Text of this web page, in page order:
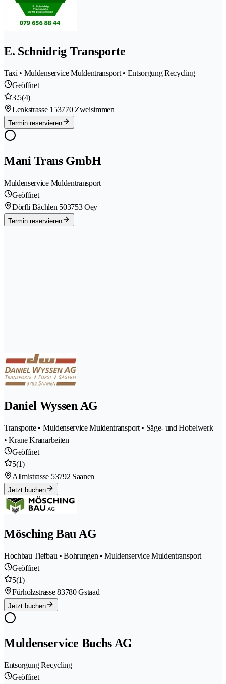
E. Schnidrig Transporte
Taxi • Muldenservice Muldentransport • Entsorgung Recycling
Geöffnet
3.5(4)
Lenkstrasse 153770 Zweisimmen
Termin reservieren
Mani Trans GmbH
Muldenservice Muldentransport
Geöffnet
Dörfli Bächlen 503753 Oey
Termin reservieren
Daniel Wyssen AG
Transporte • Muldenservice Muldentransport • Säge- und Hobelwerk
• Krane Kranarbeiten
Geöffnet
5(1)
Allmistrasse 53792 Saanen
Jetzt buchen
Mösching Bau AG
Hochbau Tiefbau • Bohrungen • Muldenservice Muldentransport
Geöffnet
5(1)
Fürholzstrasse 83780 Gstaad
Jetzt buchen
Muldenservice Buchs AG
Entsorgung Recycling
Geöffnet